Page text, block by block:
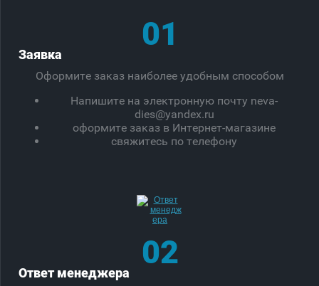
01
Заявка
Оформите заказ наиболее удобным способом
Напишите на электронную почту neva-
dies@yandex.ru
оформите заказ в Интернет-магазине
свяжитесь по телефону
02
Ответ менеджера